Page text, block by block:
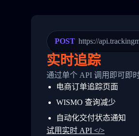
24
25
26
27
28
29
31
32
33
34
          },
          {
          }
        ]
      }
    ]
  }
}
POST https://
实时追踪
通过单个 API 调用即可即
电商订单追踪页面
WISMO 查询减少
自动化交付状态通知
试用实时 API </>